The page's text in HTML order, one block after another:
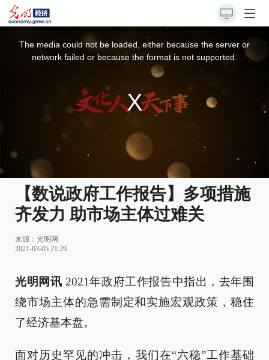
The media could not be loaded, either because the server or
network failed or because the format is not supported.
【数说政府工作报告】多项措施
齐发力 助市场主体过难关
来源： 光明网
2021-03-05 21:29
光明网讯 2021年政府工作报告中指出，去年围
绕市场主体的急需制定和实施宏观政策，稳住
了经济基本盘。
面对历史罕见的冲击，我们在“六稳”工作基础